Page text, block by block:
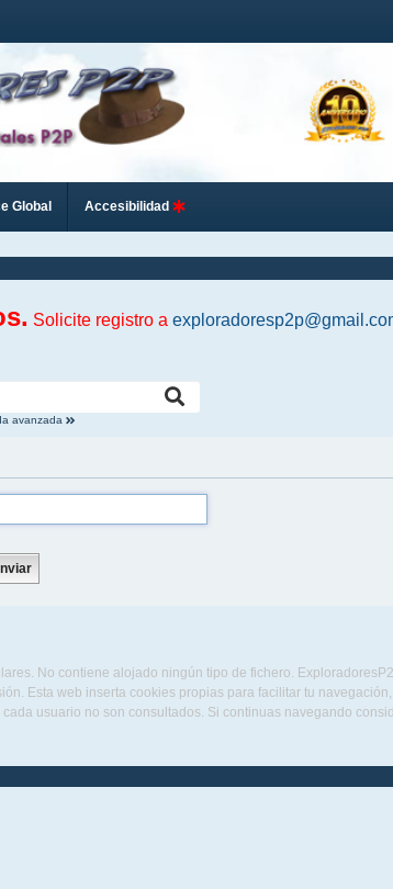
Global Accesibilidad
Solicite registro a
avanzada
No contiene alojado ningún tipo de fichero.
Esta web inserta cookies propias para facilitar tu
usuario no son consultados. Si continuas navegando